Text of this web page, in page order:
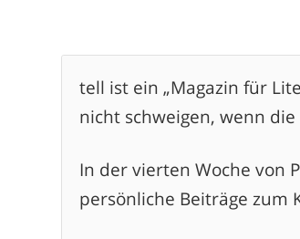
tell ist ein „Magazin für
nicht schweigen, wenn
In der vierten Woche von
persönliche Beiträge zum